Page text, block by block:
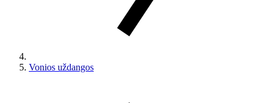
Vonios uždangos